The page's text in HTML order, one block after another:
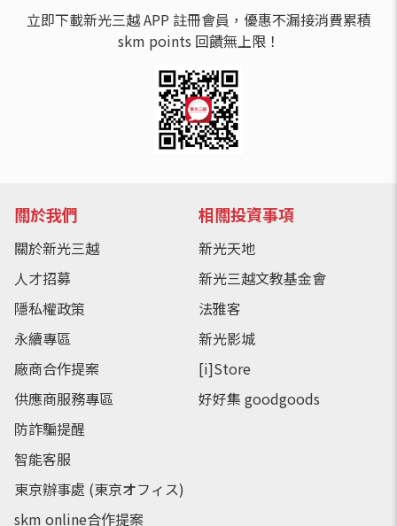
立即下載新光三越 APP 註冊會員，優惠不漏接消費累積
skm points 回饋無上限！
關於我們
關於新光三越
人才招募
隱私權政策
永續專區
廠商合作提案
供應商服務專區
防詐騙提醒
智能客服
東京辦事處 (東京オフィス)
skm online合作提案
相關投資事項
新光天地
新光三越文教基金會
法雅客
新光影城
[i]Store
好好集 goodgoods